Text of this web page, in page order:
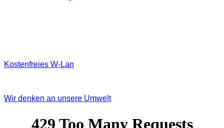
Kostenfreies W‐Lan
Wir denken an unsere Umwelt